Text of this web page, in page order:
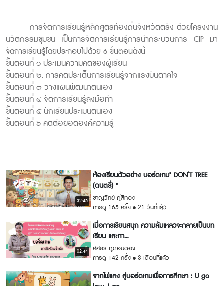
การจัดการเรียนรู้หลักสูตรท้องถิ่นจังหวัดตรัง ด้วยโครงงาน
นวัตกรรมชุมชน เป็นการจัดการเรียนรู้การนำกระบวนการ CIPมา
จัดการเรียนรู้โดยประกอบไปด้วย 6 ขั้นตอนดังนี้
ขั้นตอนที่ ๑ ประเมินความคิดของผู้เรียน
ขั้นตอนที่ ๒. การคิดประเด็นการเรียนรู้จากแรงบันดาลใจ
ขั้นตอนที่ ๓ วางแผนพัฒนาตนเอง
ขั้นตอนที่ ๔ จัดการเรียนรู้ลงมือทำ
ขั้นตอนที่ ๕ นักเรียนประเมินตนเอง
ขั้นตอนที่ ๖ คิดต่อยอดองค์ความรู้
32:45
ห้องเรียนตัวอย่าง บอร์ดเกม" DON’T TREE
(ดนตรี่) "
ชาญวิทย์ ภู่สีทอง
การดู 165 ครั้ง
21 วันที่แล้ว
02:44
เมื่อการเรียนสนุก ความล้มเหลวจะกลายเป็นบท
เรียน และกา...
ศศิธร ภูดอนตอง
การดู 142 ครั้ง
3 เดือนที่แล้ว
จากไพ่เเคง สู่บอร์ดเกมเพื่อการศึกษา : U go